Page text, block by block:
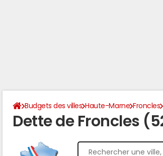
Budgets des villes Haute-Marne Froncles
Dette de Froncles